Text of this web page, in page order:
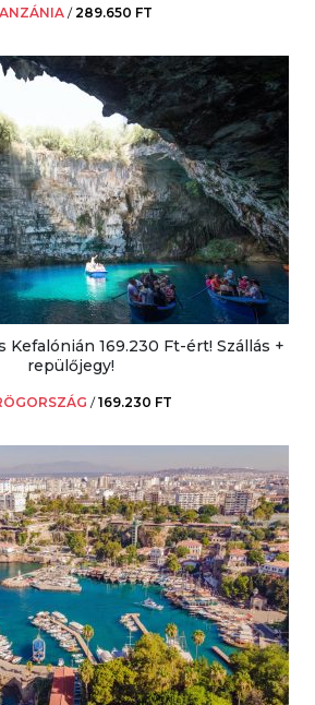
/289.650 FT
Kefalónián 169.230 Ft-ért! Szállás +
repülőjegy!
/169.230 FT